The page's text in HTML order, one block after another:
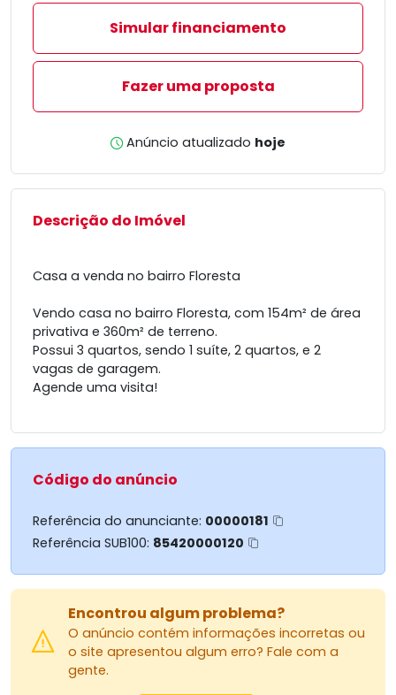
Simular financiamento
Fazer uma proposta
Anúncio atualizado hoje
Descrição do Imóvel
Casa a venda no bairro Floresta
Vendo casa no bairro Floresta, com 154m² de área
privativa e 360m² de terreno.
Possui 3 quartos, sendo 1 suíte, 2 quartos, e 2
vagas de garagem.
Agende uma visita!
Código do anúncio
Referência do anunciante: 00000181
Referência SUB100: 85420000120
Encontrou algum problema?
O anúncio contém informações incorretas ou
o site apresentou algum erro? Fale com a
gente.